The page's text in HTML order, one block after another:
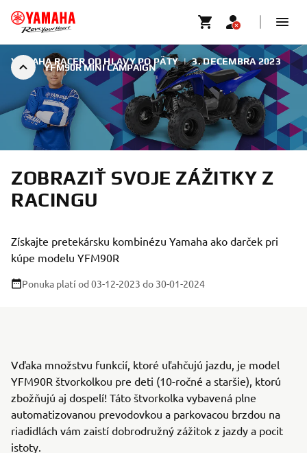
YFM90R MINI CAMPAIGN
YAMAHA RACER OD HLAVY PO PÄTY | 3. DECEMBRA 2023
ZOBRAZIŤ SVOJE ZÁŽITKY Z
RACINGU
Získajte pretekársku kombinézu Yamaha ako darček pri
kúpe modelu YFM90R
Ponuka platí od 03-12-2023 do 30-01-2024
Vďaka množstvu funkcií, ktoré uľahčujú jazdu, je model
YFM90R štvorkolkou pre deti (10-ročné a staršie), ktorú
zbožňujú aj dospelí! Táto štvorkolka vybavená plne
automatizovanou prevodovkou a parkovacou brzdou na
riadidlách vám zaistí dobrodružný zážitok z jazdy a pocit
istoty.